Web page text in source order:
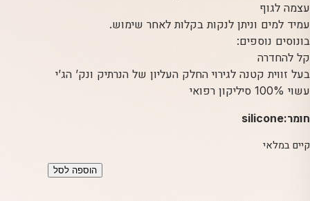
עצמה לגוף
עמיד למים וניתן לנקות בקלות לאחר שימוש.
בונוסים נוספים:
קל להחדרה
בעל זווית קטנה לגירוי החלק העליון של הנרתיק ונק’ הג’י
עשוי 100% סיליקון רפואי
חומר:silicone
קיים במלאי
הוספה לסל